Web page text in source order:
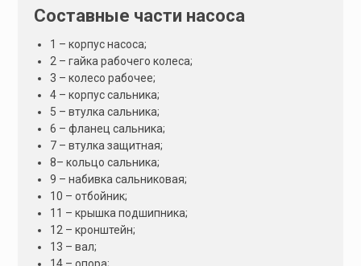
Составные части насоса
1 – корпус насоса;
2 – гайка рабочего колеса;
3 – колесо рабочее;
4 – корпус сальника;
5 – втулка сальника;
6 – фланец сальника;
7 – втулка защитная;
8– кольцо сальника;
9 – набивка сальниковая;
10 – отбойник;
11 – крышка подшипника;
12 – кронштейн;
13 – вал;
14 – опора;